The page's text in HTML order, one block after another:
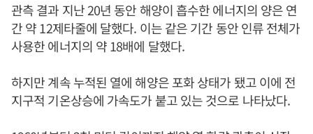
관측 결과 지난 20년 동안 해양이 흡수한 에너지의 양은 연
간 약 12제타줄에 달했다. 이는 같은 기간 동안 인류 전체가
사용한 에너지의 약 18배에 달했다.
하지만 계속 누적된 열에 해양은 포화 상태가 됐고 이에 전
지구적 기온상승에 가속도가 붙고 있는 것으로 나타났다.